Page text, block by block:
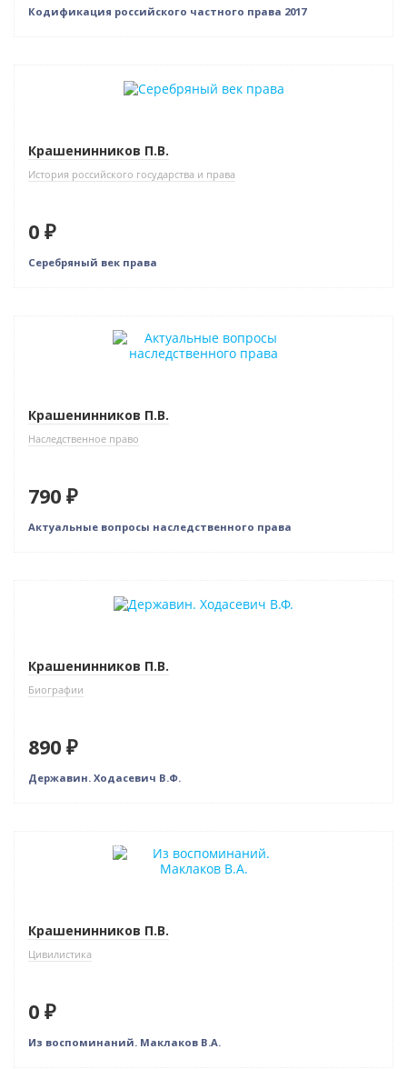
Кодификация российского частного права 2017
Крашенинников П.В.
История российского государства и права
0 ₽
Серебряный век права
Крашенинников П.В.
Наследственное право
790 ₽
Актуальные вопросы наследственного права
Крашенинников П.В.
Биографии
890 ₽
Державин. Ходасевич В.Ф.
Нет в наличии
Крашенинников П.В.
Цивилистика
0 ₽
Из воспоминаний. Маклаков В.А.